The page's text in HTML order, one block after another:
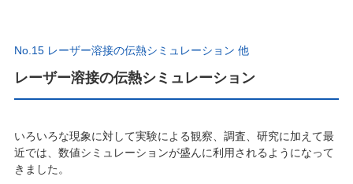
No.15 レーザー溶接の伝熱シミュレーション 他
レーザー溶接の伝熱シミュレーション
いろいろな現象に対して実験による観察、調査、研究に加えて最
近では、数値シミュレーションが盛んに利用されるようになって
きました。